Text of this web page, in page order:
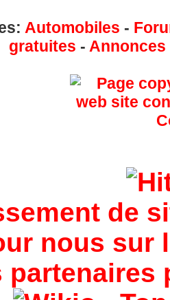
Automobiles -
gratuites -
partenaires